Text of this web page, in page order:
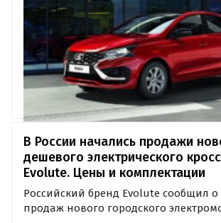
В России начались продажи
дешевого электрического
Evolute. Цены и комплектации
Российский бренд Evolute сообщил
продаж нового городского